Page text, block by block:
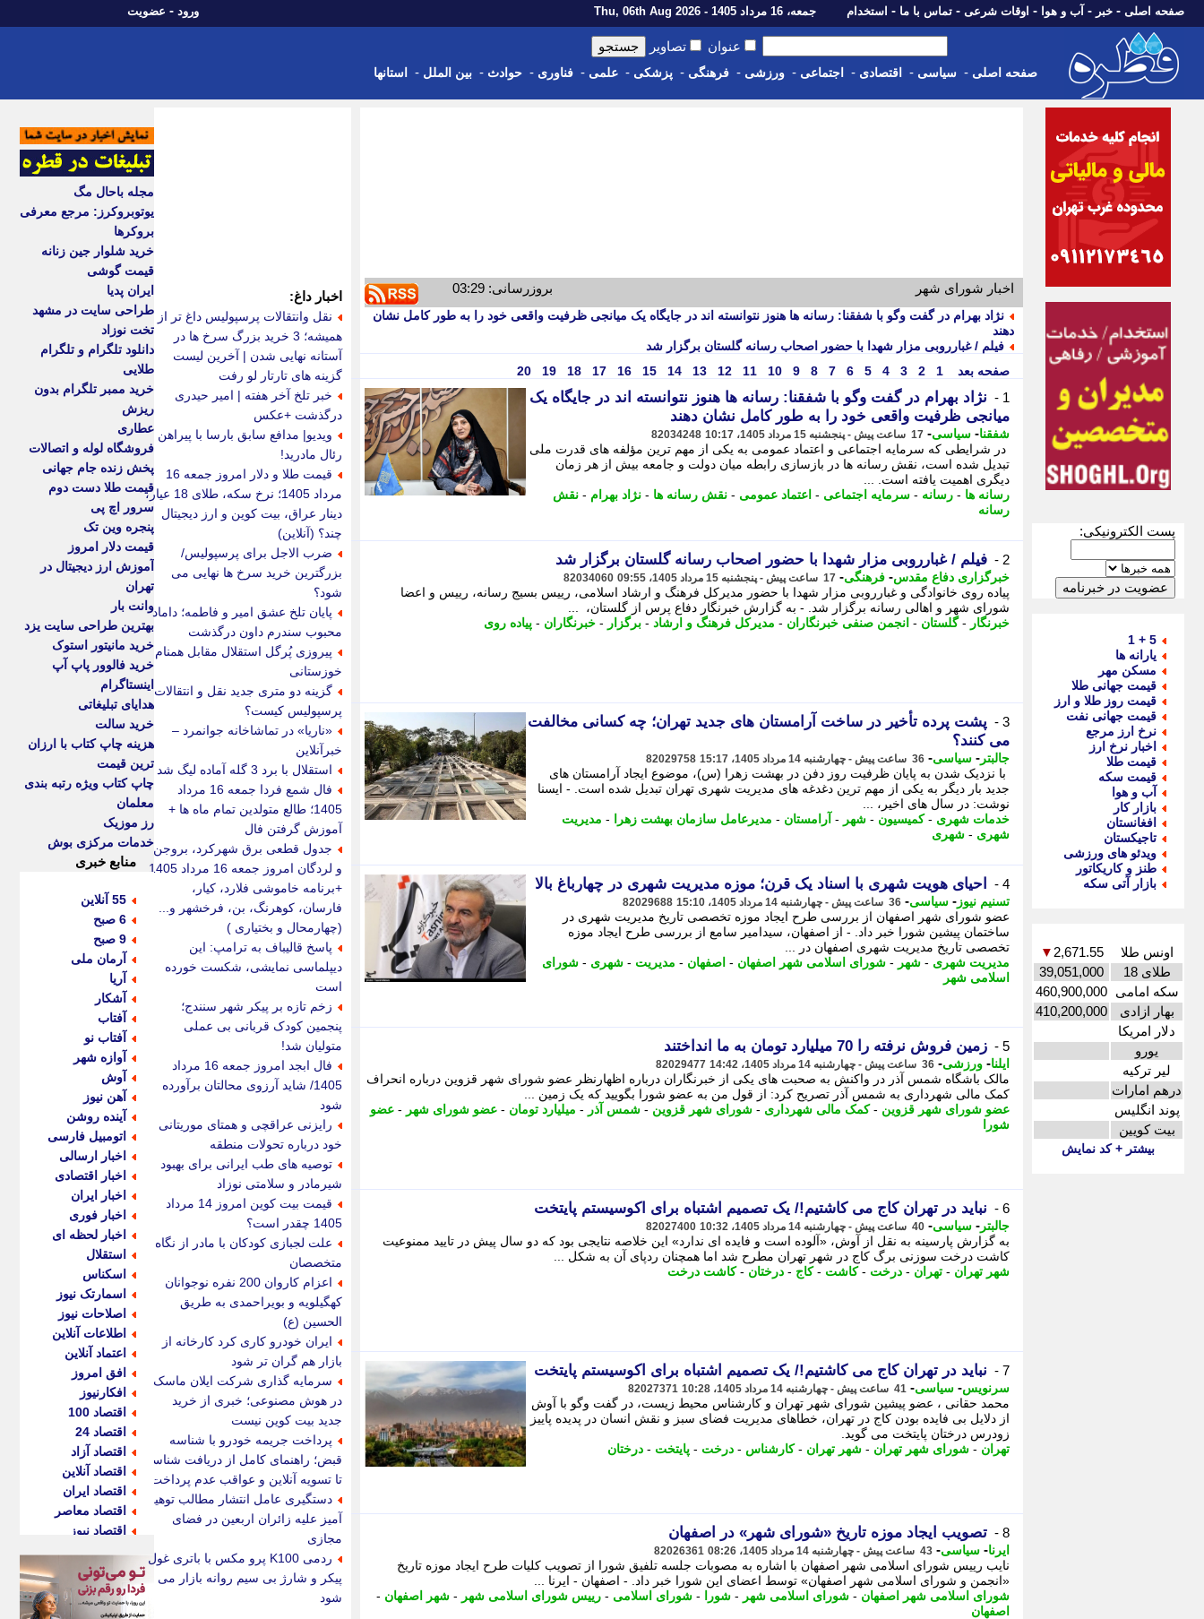
صفحه اصلی - خبر - آب و هوا - اوقات شرعی - تماس با ما - استخدام جمعه، 16 مرداد 1405 - Thu, 06th Aug 2026 ورود - عضویت
عنوان تصاویر
صفحه اصلی - سیاسی - اقتصادی - اجتماعی - ورزشی - فرهنگی - پزشکی - علمی - فناوری - حوادث - بین الملل - استانها
پست الکترونیکی:
5 + 1
یارانه ها
مسکن مهر
قیمت جهانی طلا
قیمت روز طلا و ارز
قیمت جهانی نفت
نرخ ارز مرجع
اخبار نرخ ارز
قیمت طلا
قیمت سکه
آب و هوا
بازار کار
افغانستان
تاجیکستان
ویدئو های ورزشی
طنز و کاریکاتور
بازار آتی سکه
اونس طلا 2,671.55
▼
طلای 18
39,051,000
سکه امامی 460,900,000
بهار ازادی
410,200,000
دلار امریکا
یورو
لیر ترکیه
درهم امارات
پوند انگلیس
بیت کویین
بیشتر + کد نمایش
اخبار شورای شهر بروزرسانی: 03:29
نژاد بهرام در گفت وگو با شفقنا: رسانه ها هنوز نتوانسته اند در جایگاه یک میانجی ظرفیت واقعی خود را به طور کامل نشان
دهند
فیلم / غبارروبی مزار شهدا با حضور اصحاب رسانه گلستان برگزار شد
صفحه بعد
1
2
3
4
5
6
7
8
9
10
11
12
13
14
15
16
17
18
19
20
1 -
نژاد بهرام در گفت وگو با شفقنا: رسانه ها هنوز نتوانسته اند در جایگاه یک
میانجی ظرفیت واقعی خود را به طور کامل نشان دهند
شفقنا- سیاسی- 17 ساعت پیش - پنجشنبه 15 مرداد 1405، 10:17 82034248
در شرایطی که سرمایه اجتماعی و اعتماد عمومی به یکی از مهم ترین مؤلفه های قدرت ملی
تبدیل شده است، نقش رسانه ها در بازسازی رابطه میان دولت و جامعه بیش از هر زمان
دیگری اهمیت یافته است. ...
رسانه ها - رسانه - سرمایه اجتماعی - اعتماد عمومی - نقش رسانه ها - نژاد بهرام - نقش
رسانه
2 - فیلم / غبارروبی مزار شهدا با حضور اصحاب رسانه گلستان برگزار شد
خبرگزاری دفاع مقدس- فرهنگی- 17 ساعت پیش - پنجشنبه 15 مرداد 1405، 09:55 82034060
پیاده روی خانوادگی و غبارروبی مزار شهدا با حضور مدیرکل فرهنگ و ارشاد اسلامی، رییس بسیج رسانه، رییس و اعضا
شورای شهر و اهالی رسانه برگزار شد. - به گزارش خبرنگار دفاع پرس از گلستان، ...
خبرنگار -گلستان - انجمن صنفی خبرنگاران - مدیرکل فرهنگ و ارشاد - برگزار - خبرنگاران - پیاده روی
3 -
پشت پرده تأخیر در ساخت آرامستان های جدید تهران؛ چه کسانی مخالفت
می کنند؟
جالبتر - سیاسی- 36 ساعت پیش - چهارشنبه 14 مرداد 1405، 15:17 82029758
با نزدیک شدن به پایان ظرفیت روز دفن در بهشت زهرا (س)، موضوع ایجاد آرامستان های
جدید بار دیگر به یکی از مهم ترین دغدغه های مدیریت شهری تهران تبدیل شده است. - ایسنا
نوشت: در سال های اخیر، ...
خدمات شهری -کمیسیون - شهر - آرامستان - مدیرعامل سازمان بهشت زهرا - مدیریت
شهری - شهری
4 - احیای هویت شهری با اسناد یک قرن؛ موزه مدیریت شهری در چهارباغ بالا
تسنیم نیوز - سیاسی- 36 ساعت پیش - چهارشنبه 14 مرداد 1405، 15:10 82029688
عضو شورای شهر اصفهان از بررسی طرح ایجاد موزه تخصصی تاریخ مدیریت شهری در
ساختمان پیشین شورا خبر داد. - از اصفهان، سیدامیر سامع از بررسی طرح ایجاد موزه
تخصصی تاریخ مدیریت شهری اصفهان در ...
مدیریت شهری - شهر - شورای اسلامی شهر اصفهان - اصفهان - مدیریت - شهری - شورای
اسلامی شهر
5 - زمین فروش نرفته را 70 میلیارد تومان به ما انداختند
ایلنا- ورزشی- 36 ساعت پیش - چهارشنبه 14 مرداد 1405، 14:42 82029477
مالک باشگاه شمس آذر در واکنش به صحبت های یکی از خبرنگاران درباره اظهارنظر عضو شورای شهر قزوین درباره انحراف
کمک مالی شهرداری به شمس آذر تصریح کرد: از قول من به عضو شورا بگویید که یک زمین ...
عضو شورای شهر قزوین -کمک مالی شهرداری - شورای شهر قزوین - شمس آذر - میلیارد تومان - عضو شورای شهر - عضو
شورا
6 - نباید در تهران کاج می کاشتیم!/ یک تصمیم اشتباه برای اکوسیستم پایتخت
جالبتر - سیاسی- 40 ساعت پیش - چهارشنبه 14 مرداد 1405، 10:32 82027400
به گزارش پارسینه به نقل از آوش، «آلوده است و فایده ای ندارد» این خلاصه نتایجی بود که دو سال پیش در تایید ممنوعیت
کاشت درخت سوزنی برگ کاج در شهر تهران مطرح شد اما همچنان ردپای آن به شکل ...
شهر تهران - تهران - درخت -کاشت -کاج - درختان -کاشت درخت
7 - نباید در تهران کاج می کاشتیم!/ یک تصمیم اشتباه برای اکوسیستم پایتخت
سرنویس- سیاسی- 41 ساعت پیش - چهارشنبه 14 مرداد 1405، 10:28 82027371
محمد حقانی ، عضو پیشین شورای شهر تهران و کارشناس محیط زیست، در گفت وگو با آوش
از دلایل بی فایده بودن کاج در تهران، خطاهای مدیریت فضای سبز و نقش انسان در پدیده پاییز
زودرس درختان پایتخت می گوید.
تهران - شورای شهر تهران - شهر تهران -کارشناس - درخت - پایتخت - درختان
8 - تصویب ایجاد موزه تاریخ «شورای شهر» در اصفهان
ایرنا- سیاسی- 43 ساعت پیش - چهارشنبه 14 مرداد 1405، 08:26 82026361
نایب رییس شورای اسلامی شهر اصفهان با اشاره به مصوبات جلسه تلفیق شورا از تصویب کلیات طرح ایجاد موزه تاریخ
«انجمن و شورای اسلامی شهر اصفهان» توسط اعضای این شورا خبر داد. - اصفهان - ایرنا ...
شورای اسلامی شهر اصفهان - شورای اسلامی شهر - شورا - شورای اسلامی - رییس شورای اسلامی شهر - شهر اصفهان -
اصفهان
اخبار داغ:
نقل وانتقالات پرسپولیس داغ تر از
همیشه؛ 3 خرید بزرگ سرخ ها در
آستانه نهایی شدن | آخرین لیست
گزینه های تارتار لو رفت
خبر تلخ آخر هفته | امیر حیدری
درگذشت +عکس
ویدیو| مدافع سابق بارسا با پیراهن
رئال مادرید!
قیمت طلا و دلار امروز جمعه 16
مرداد 1405؛ نرخ سکه، طلای 18 عیار،
دینار عراق، بیت کوین و ارز دیجیتال
چند؟ (آنلاین)
ضرب الاجل برای پرسپولیس/
بزرگترین خرید سرخ ها نهایی می
شود؟
پایان تلخ عشق امیر و فاطمه؛ داماد
محبوب سندرم داون درگذشت
پیروزی پُرگل استقلال مقابل همنام
خوزستانی
گزینه دو متری جدید نقل و انتقالات
پرسپولیس کیست؟
«ناریا» در تماشاخانه جوانمرد –
خبرآنلاین
استقلال با برد 3 گله آماده لیگ شد
فال شمع فردا جمعه 16 مرداد
1405؛ طالع متولدین تمام ماه ها +
آموزش گرفتن فال
جدول قطعی برق شهرکرد، بروجن
و لردگان امروز جمعه 16 مرداد 1405
+برنامه خاموشی فلارد، کیار،
فارسان، کوهرنگ، بن، فرخشهر و...
(چهارمحال و بختیاری )
پاسخ قالیباف به ترامپ: این
دیپلماسی نمایشی، شکست خورده
است
زخم تازه بر پیکر شهر سنندج؛
پنجمین کودک قربانی بی عملی
متولیان شد!
فال ابجد امروز جمعه 16 مرداد
1405/ شاید آرزوی محالتان برآورده
شود
رایزنی عراقچی و همتای موریتانی
خود درباره تحولات منطقه
توصیه های طب ایرانی برای بهبود
شیرمادر و سلامتی نوزاد
قیمت بیت کوین امروز 14 مرداد
1405 چقدر است؟
علت لجبازی کودکان با مادر از نگاه
متخصصان
اعزام کاروان 200 نفره نوجوانان
کهگیلویه و بویراحمدی به طریق
الحسین (ع)
ایران خودرو کاری کرد کارخانه از
بازار هم گران تر شود
سرمایه گذاری شرکت ایلان ماسک
در هوش مصنوعی؛ خبری از خرید
جدید بیت کوین نیست
پرداخت جریمه خودرو با شناسه
قبض؛ راهنمای کامل از دریافت شناسه
تا تسویه آنلاین و عواقب عدم پرداخت
دستگیری عامل انتشار مطالب توهین
آمیز علیه زائران اربعین در فضای
مجازی
ردمی K100 پرو مکس با باتری غول
پیکر و شارژ بی سیم روانه بازار می
شود
مجله باحال مگ
یوتوبروکرز: مرجع معرفی
بروکرها
خرید شلوار جین زنانه
قیمت گوشی
ایران پدیا
طراحی سایت در مشهد
تخت نوزاد
دانلود تلگرام و تلگرام
طلایی
خرید ممبر تلگرام بدون
ریزش
عطاری
فروشگاه لوله و اتصالات
پخش زنده جام جهانی
قیمت طلا دست دوم
سرور اچ پی
پنجره وین تک
قیمت دلار امروز
آموزش ارز دیجیتال در
تهران
وانت بار
بهترین طراحی سایت یزد
خرید مانیتور استوک
خرید فالوور پاپ آپ
اینستاگرام
هدایای تبلیغاتی
خرید سالت
هزینه چاپ کتاب با ارزان
ترین قیمت
چاپ کتاب ویژه رتبه بندی
معلمان
رز موزیک
خدمات مرکزی بوش
منابع خبری
55 آنلاین
6 صبح
9 صبح
آرمان ملی
آریا
آشکار
آفتاب
آفتاب نو
آوازه شهر
آوش
آهن نیوز
آینده روشن
اتومبیل فارسی
اخبار ارسالی
اخبار اقتصادی
اخبار ایران
اخبار فوری
اخبار لحظه ای
استقلال
اسکناس
اسمارتک نیوز
اصلاحات نیوز
اطلاعات آنلاین
اعتماد آنلاین
افق امروز
افکارنیوز
اقتصاد 100
اقتصاد 24
اقتصاد آزاد
اقتصاد آنلاین
اقتصاد ایران
اقتصاد معاصر
اقتصاد نیوز
اکوفارس
اکونگار
اکونیوز